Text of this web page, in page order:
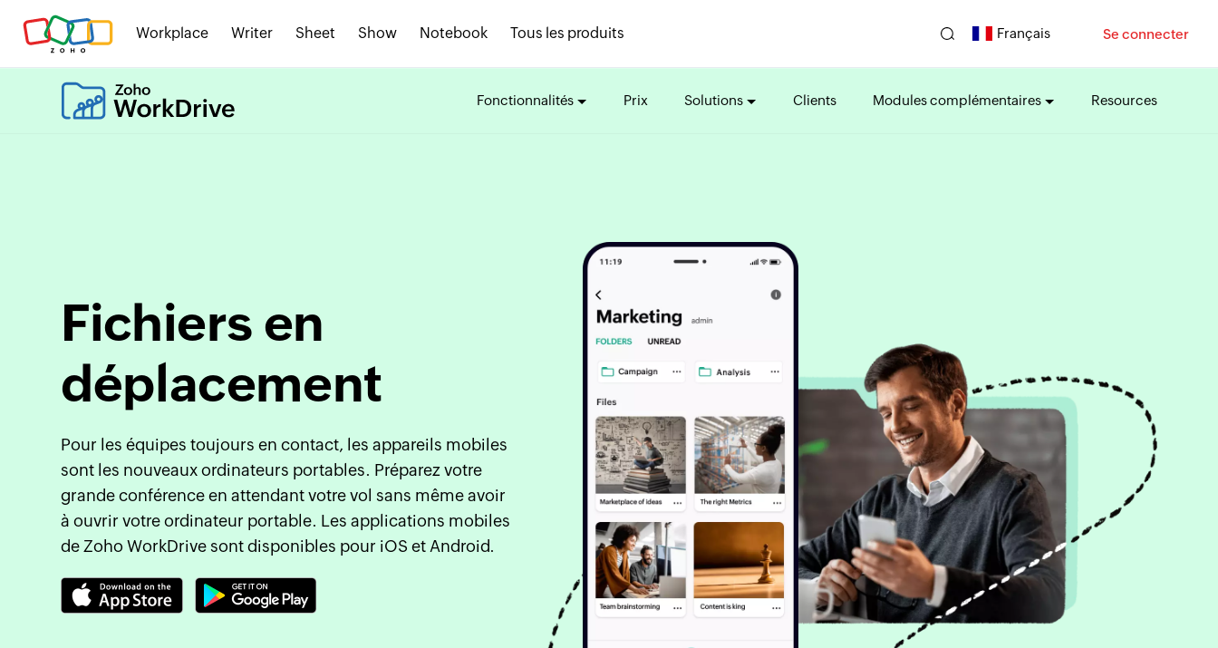
Workplace Writer Sheet Show Notebook Tous les produits Français Se connecter
Fonctionnalités Prix Solutions Clients Modules complémentaires Resources
Fichiers en
déplacement
Pour les équipes toujours en contact, les appareils mobiles
sont les nouveaux ordinateurs portables. Préparez votre
grande conférence en attendant votre vol sans même avoir
à ouvrir votre ordinateur portable. Les applications mobiles
de Zoho WorkDrive sont disponibles pour iOS et Android.